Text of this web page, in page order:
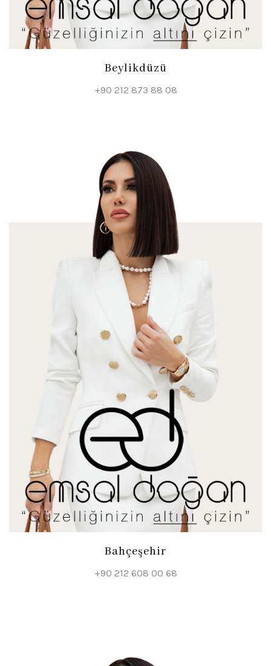
Beylikdüzü
+90 212 873 88 08
Bahçeşehir
+90 212 608 00 68